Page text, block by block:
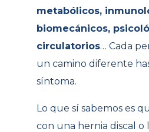
metabólicos,
biomecánicos,
circulatorios… Cada
un camino diferente
síntoma.
Lo que sí sabemos es
con una hernia discal o